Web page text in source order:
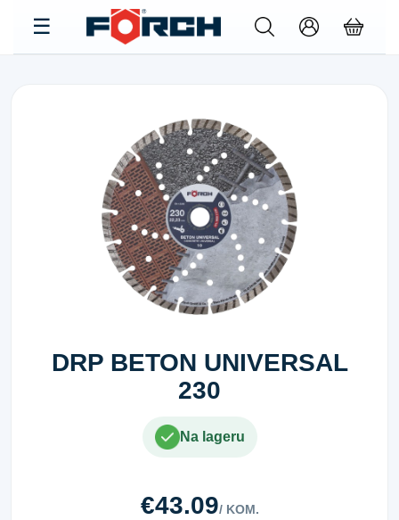
DRP BETON UNIVERSAL
230
Na lageru
€43.09/ KOM.